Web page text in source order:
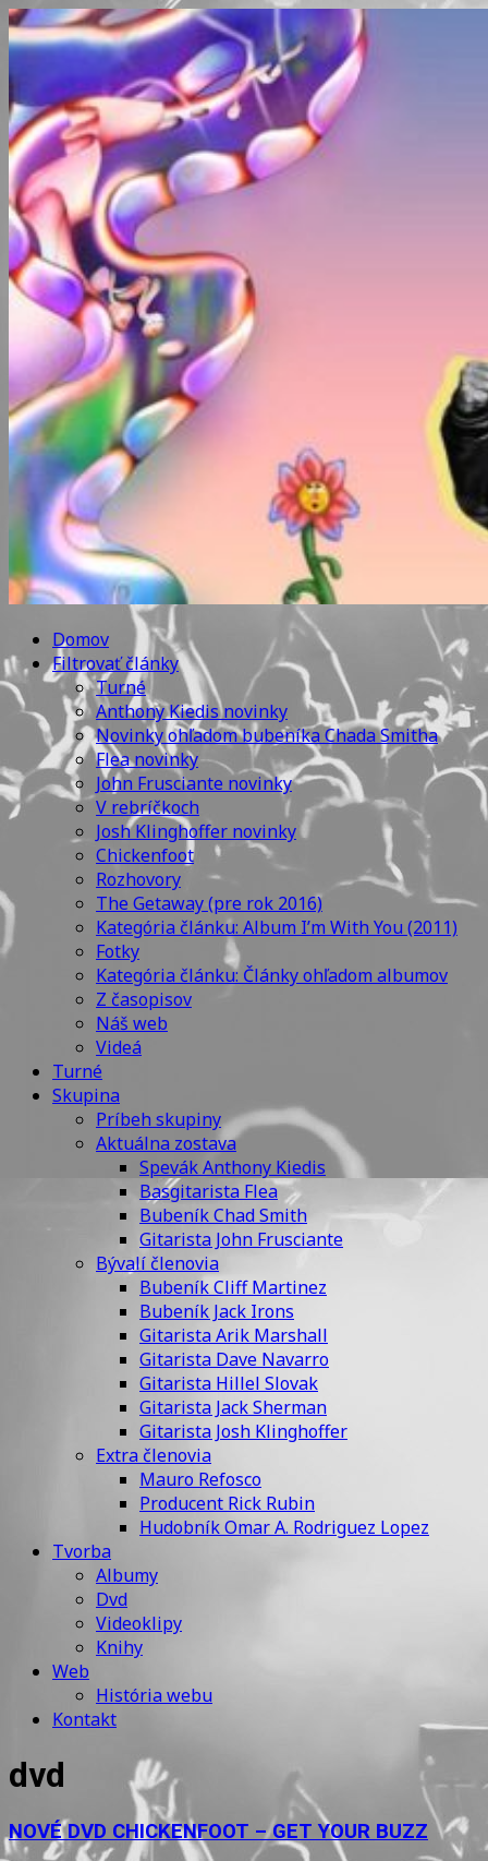
Domov
Filtrovať články
Turné
Anthony Kiedis novinky
Novinky ohľadom bubeníka Chada Smitha
Flea novinky
John Frusciante novinky
V rebríčkoch
Josh Klinghoffer novinky
Chickenfoot
Rozhovory
The Getaway (pre rok 2016)
Kategória článku: Album I’m With You (2011)
Fotky
Kategória článku: Články ohľadom albumov
Z časopisov
Náš web
Videá
Turné
Skupina
Príbeh skupiny
Aktuálna zostava
Spevák Anthony Kiedis
Basgitarista Flea
Bubeník Chad Smith
Gitarista John Frusciante
Bývalí členovia
Bubeník Cliff Martinez
Bubeník Jack Irons
Gitarista Arik Marshall
Gitarista Dave Navarro
Gitarista Hillel Slovak
Gitarista Jack Sherman
Gitarista Josh Klinghoffer
Extra členovia
Mauro Refosco
Producent Rick Rubin
Hudobník Omar A. Rodriguez Lopez
Tvorba
Albumy
Dvd
Videoklipy
Knihy
Web
História webu
Kontakt
dvd
NOVÉ DVD CHICKENFOOT – GET YOUR BUZZ